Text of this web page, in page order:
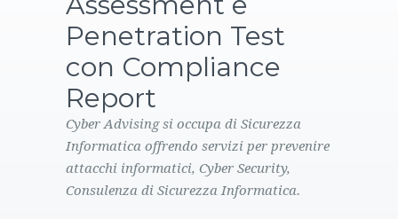
PRODOTTI
CONTATTI
Penetration Test
con Compliance
Report
Cyber Advising si occupa di Sicurezza
Informatica offrendo servizi per prevenire
attacchi informatici, Cyber Security,
Consulenza di Sicurezza Informatica.